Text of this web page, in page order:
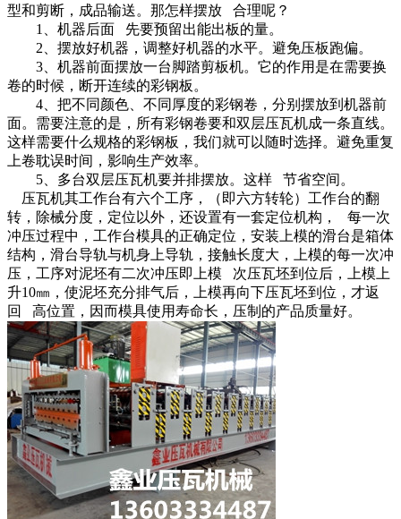
型和剪断，成品输送。那怎样摆放 合理呢？
1、机器后面 先要预留出能出板的量。
2、摆放好机器，调整好机器的水平。避免压板跑偏。
3、机器前面摆放一台脚踏剪板机。它的作用是在需要换
卷的时候，断开连续的彩钢板。
4、把不同颜色、不同厚度的彩钢卷，分别摆放到机器前
面。需要注意的是，所有彩钢卷要和双层压瓦机成一条直线。
这样需要什么规格的彩钢板，我们就可以随时选择。避免重复
上卷耽误时间，影响生产效率。
5、多台双层压瓦机要并排摆放。这样 节省空间。
压瓦机其工作台有六个工序，（即六方转轮）工作台的翻
转，除械分度，定位以外，还设置有一套定位机构， 每一次
冲压过程中，工作台模具的正确定位，安装上模的滑台是箱体
结构，滑台导轨与机身上导轨，接触长度大，上模的每一次冲
压，工序对泥坯有二次冲压即上模 次压瓦坯到位后，上模上
升10㎜，使泥坯充分排气后，上模再向下压瓦坯到位，才返
回 高位置，因而模具使用寿命长，压制的产品质量好。